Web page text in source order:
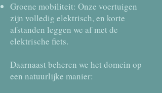
Groene mobiliteit: Onze voertuigen
zijn volledig elektrisch, en korte
afstanden leggen we af met de
elektrische fiets.
Daarnaast beheren we het domein op
een natuurlijke manier: